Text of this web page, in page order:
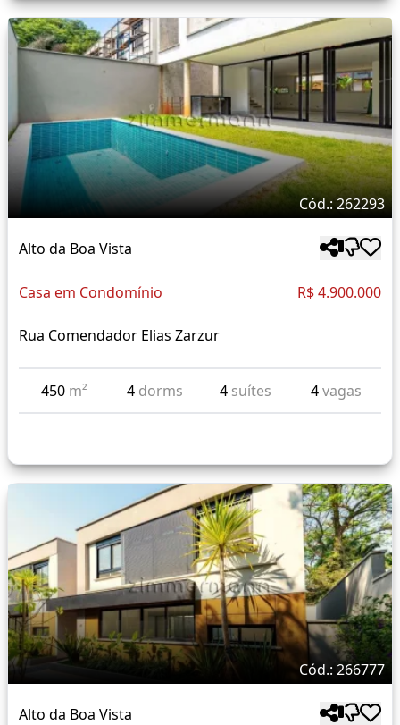
Cód.: 262293
Alto da Boa Vista
Casa em Condomínio R$ 4.900.000
Rua Comendador Elias Zarzur
450 m² 4 dorms 4 suítes 4vagas
Cód.: 266777
Alto da Boa Vista